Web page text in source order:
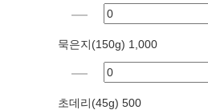
묵은지(150g) 1,000
초데리(45g) 500